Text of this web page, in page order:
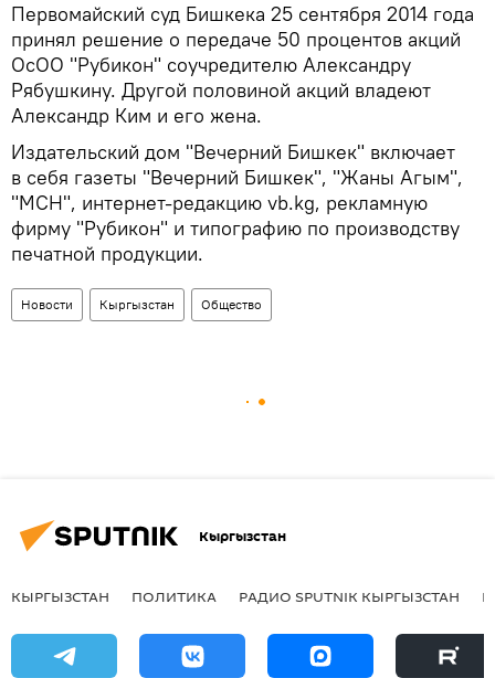
Первомайский суд Бишкека 25 сентября 2014 года
принял решение о передаче 50 процентов акций
ОсОО "Рубикон" соучредителю Александру
Рябушкину. Другой половиной акций владеют
Александр Ким и его жена.
Издательский дом "Вечерний Бишкек" включает
в себя газеты "Вечерний Бишкек", "Жаны Агым",
"МСН", интернет-редакцию vb.kg, рекламную
фирму "Рубикон" и типографию по производству
печатной продукции.
Новости Кыргызстан Общество
Кыргызстан
КЫРГЫЗСТАН ПОЛИТИКА РАДИО SPUTNIK КЫРГЫЗСТАН